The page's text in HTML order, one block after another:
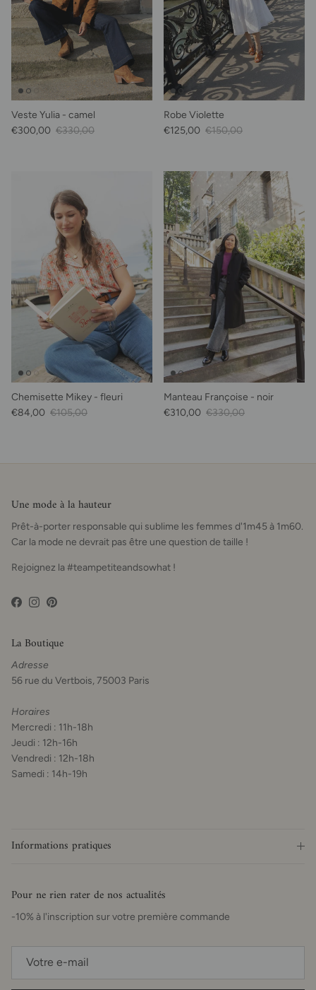
Veste Yulia - camel
Prix soldé
€300,00 Prix habituel
€330,00
Robe Violette
Prix soldé
€125,00 Prix habituel
€150,00
Chemisette Mikey - fleuri
Prix soldé
€84,00 Prix habituel
€105,00
Manteau Françoise - noir
Prix soldé
€310,00 Prix habituel
€330,00
Une mode à la hauteur
Prêt-à-porter responsable qui sublime les femmes d'1m45 à 1m60.
Car la mode ne devrait pas être une question de taille !
Rejoignez la #teampetiteandsowhat !
Facebook
Instagram
Pinterest
La Boutique
Adresse
56 rue du Vertbois, 75003 Paris
Horaires
Mercredi : 11h-18h
Jeudi : 12h-16h
Vendredi : 12h-18h
Samedi : 14h-19h
Informations pratiques
Pour ne rien rater de nos actualités
-10% à l'inscription sur votre première commande